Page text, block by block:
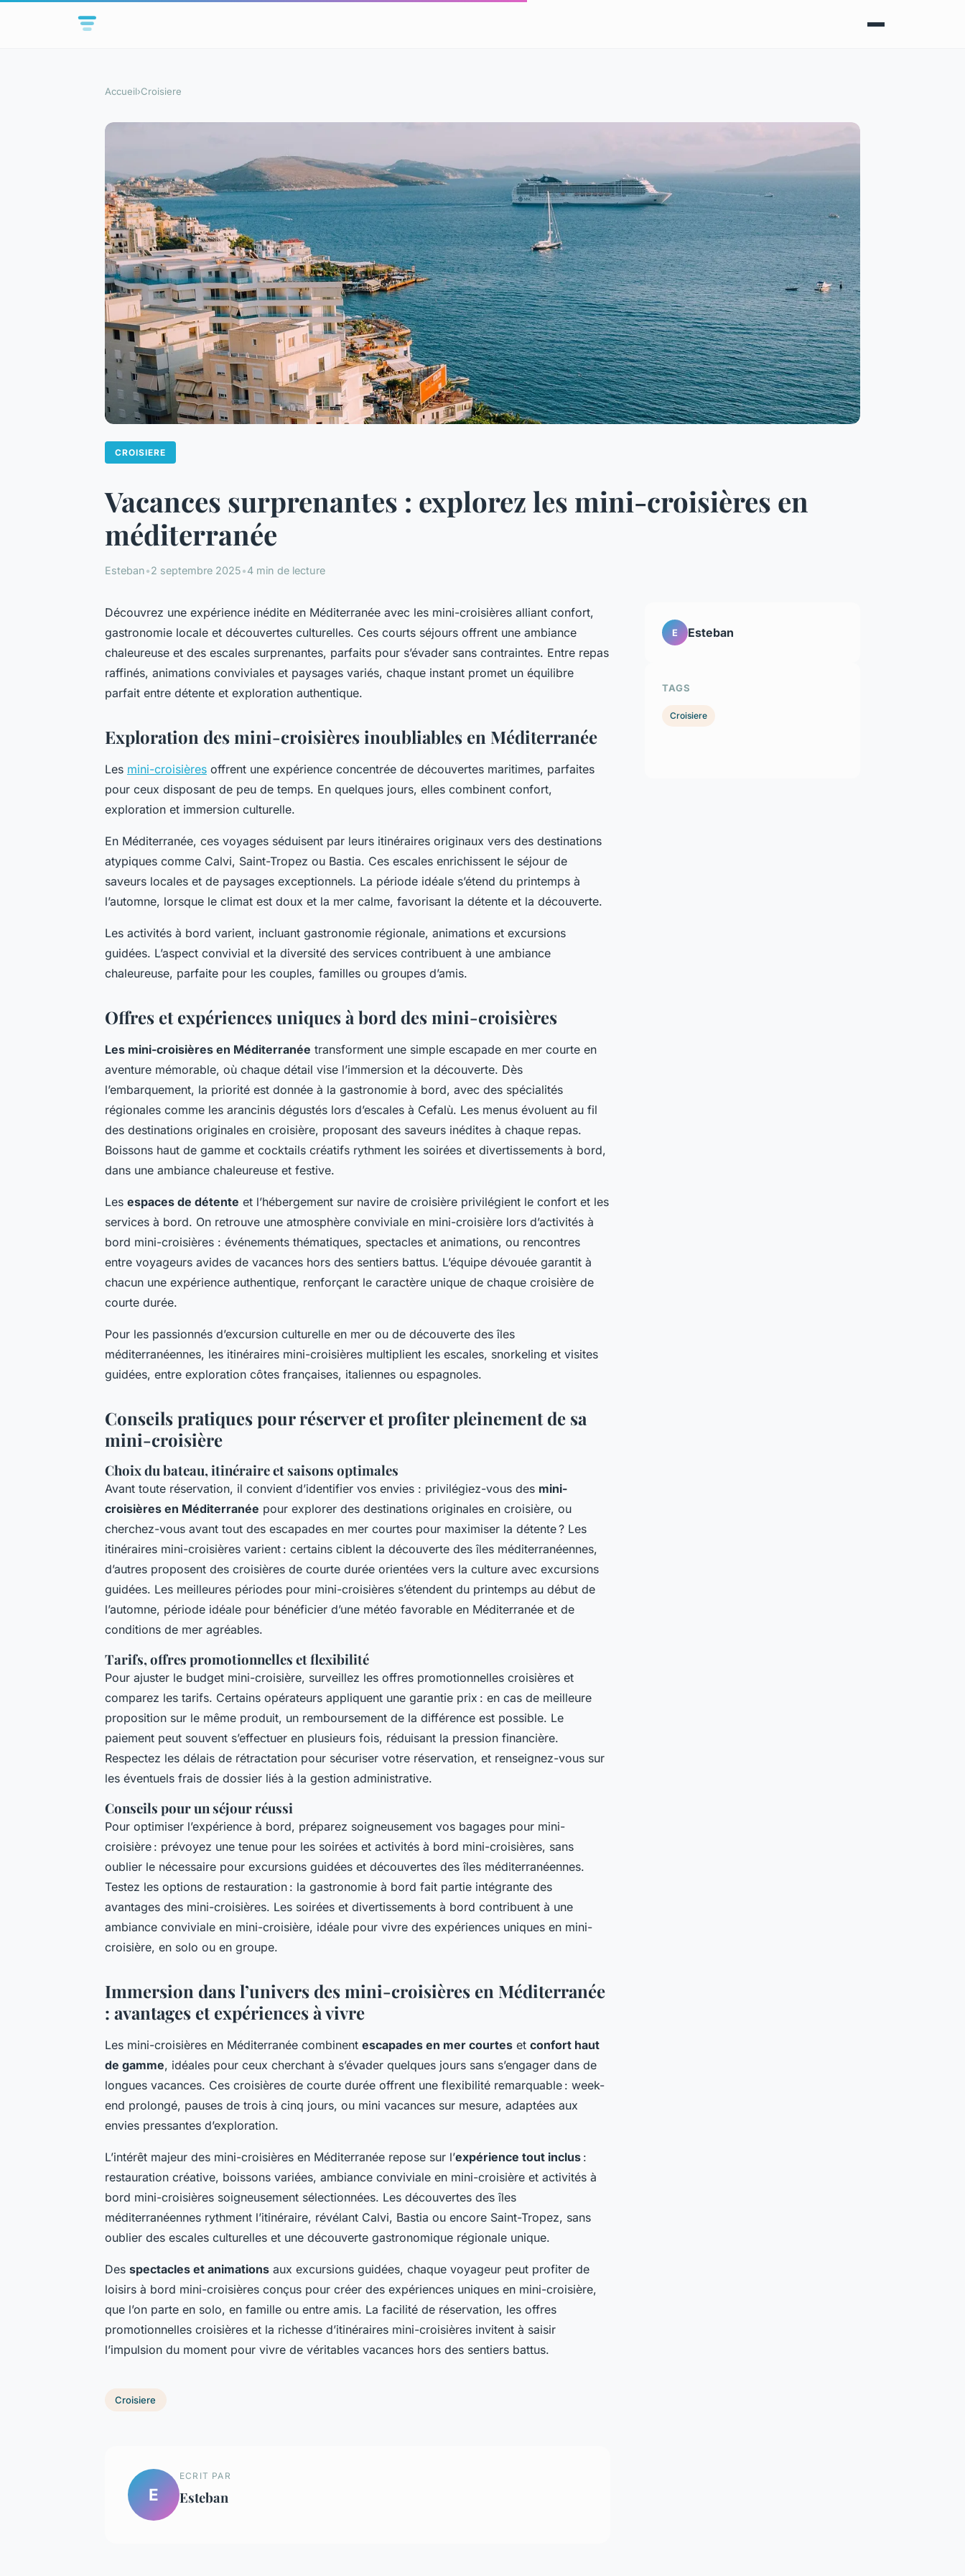
Accueil›Croisiere
CROISIERE
Vacances surprenantes : explorez les mini-croisières en
méditerranée
Esteban•2 septembre 2025•4 min de lecture
Découvrez une expérience inédite en Méditerranée avec les mini-croisières alliant confort,
gastronomie locale et découvertes culturelles. Ces courts séjours offrent une ambiance
chaleureuse et des escales surprenantes, parfaits pour s’évader sans contraintes. Entre repas
raffinés, animations conviviales et paysages variés, chaque instant promet un équilibre
parfait entre détente et exploration authentique.
Exploration des mini-croisières inoubliables en Méditerranée
Les mini-croisières offrent une expérience concentrée de découvertes maritimes, parfaites
pour ceux disposant de peu de temps. En quelques jours, elles combinent confort,
exploration et immersion culturelle.
En Méditerranée, ces voyages séduisent par leurs itinéraires originaux vers des destinations
atypiques comme Calvi, Saint-Tropez ou Bastia. Ces escales enrichissent le séjour de
saveurs locales et de paysages exceptionnels. La période idéale s’étend du printemps à
l’automne, lorsque le climat est doux et la mer calme, favorisant la détente et la découverte.
Les activités à bord varient, incluant gastronomie régionale, animations et excursions
guidées. L’aspect convivial et la diversité des services contribuent à une ambiance
chaleureuse, parfaite pour les couples, familles ou groupes d’amis.
Offres et expériences uniques à bord des mini-croisières
Les mini-croisières en Méditerranée transforment une simple escapade en mer courte en
aventure mémorable, où chaque détail vise l’immersion et la découverte. Dès
l’embarquement, la priorité est donnée à la gastronomie à bord, avec des spécialités
régionales comme les arancinis dégustés lors d’escales à Cefalù. Les menus évoluent au fil
des destinations originales en croisière, proposant des saveurs inédites à chaque repas.
Boissons haut de gamme et cocktails créatifs rythment les soirées et divertissements à bord,
dans une ambiance chaleureuse et festive.
Les espaces de détente et l’hébergement sur navire de croisière privilégient le confort et les
services à bord. On retrouve une atmosphère conviviale en mini-croisière lors d’activités à
bord mini-croisières : événements thématiques, spectacles et animations, ou rencontres
entre voyageurs avides de vacances hors des sentiers battus. L’équipe dévouée garantit à
chacun une expérience authentique, renforçant le caractère unique de chaque croisière de
courte durée.
Pour les passionnés d’excursion culturelle en mer ou de découverte des îles
méditerranéennes, les itinéraires mini-croisières multiplient les escales, snorkeling et visites
guidées, entre exploration côtes françaises, italiennes ou espagnoles.
Conseils pratiques pour réserver et profiter pleinement de sa
mini-croisière
Choix du bateau, itinéraire et saisons optimales
Avant toute réservation, il convient d’identifier vos envies : privilégiez-vous des mini-
croisières en Méditerranée pour explorer des destinations originales en croisière, ou
cherchez-vous avant tout des escapades en mer courtes pour maximiser la détente ? Les
itinéraires mini-croisières varient : certains ciblent la découverte des îles méditerranéennes,
d’autres proposent des croisières de courte durée orientées vers la culture avec excursions
guidées. Les meilleures périodes pour mini-croisières s’étendent du printemps au début de
l’automne, période idéale pour bénéficier d’une météo favorable en Méditerranée et de
conditions de mer agréables.
Tarifs, offres promotionnelles et flexibilité
Pour ajuster le budget mini-croisière, surveillez les offres promotionnelles croisières et
comparez les tarifs. Certains opérateurs appliquent une garantie prix : en cas de meilleure
proposition sur le même produit, un remboursement de la différence est possible. Le
paiement peut souvent s’effectuer en plusieurs fois, réduisant la pression financière.
Respectez les délais de rétractation pour sécuriser votre réservation, et renseignez-vous sur
les éventuels frais de dossier liés à la gestion administrative.
Conseils pour un séjour réussi
Pour optimiser l’expérience à bord, préparez soigneusement vos bagages pour mini-
croisière : prévoyez une tenue pour les soirées et activités à bord mini-croisières, sans
oublier le nécessaire pour excursions guidées et découvertes des îles méditerranéennes.
Testez les options de restauration : la gastronomie à bord fait partie intégrante des
avantages des mini-croisières. Les soirées et divertissements à bord contribuent à une
ambiance conviviale en mini-croisière, idéale pour vivre des expériences uniques en mini-
croisière, en solo ou en groupe.
Immersion dans l’univers des mini-croisières en Méditerranée
: avantages et expériences à vivre
Les mini-croisières en Méditerranée combinent escapades en mer courtes et confort haut
de gamme, idéales pour ceux cherchant à s’évader quelques jours sans s’engager dans de
longues vacances. Ces croisières de courte durée offrent une flexibilité remarquable : week-
end prolongé, pauses de trois à cinq jours, ou mini vacances sur mesure, adaptées aux
envies pressantes d’exploration.
L’intérêt majeur des mini-croisières en Méditerranée repose sur l’expérience tout inclus :
restauration créative, boissons variées, ambiance conviviale en mini-croisière et activités à
bord mini-croisières soigneusement sélectionnées. Les découvertes des îles
méditerranéennes rythment l’itinéraire, révélant Calvi, Bastia ou encore Saint-Tropez, sans
oublier des escales culturelles et une découverte gastronomique régionale unique.
Des spectacles et animations aux excursions guidées, chaque voyageur peut profiter de
loisirs à bord mini-croisières conçus pour créer des expériences uniques en mini-croisière,
que l’on parte en solo, en famille ou entre amis. La facilité de réservation, les offres
promotionnelles croisières et la richesse d’itinéraires mini-croisières invitent à saisir
l’impulsion du moment pour vivre de véritables vacances hors des sentiers battus.
Croisiere
E
ECRIT PAR
Esteban
E Esteban
TAGS
Croisiere